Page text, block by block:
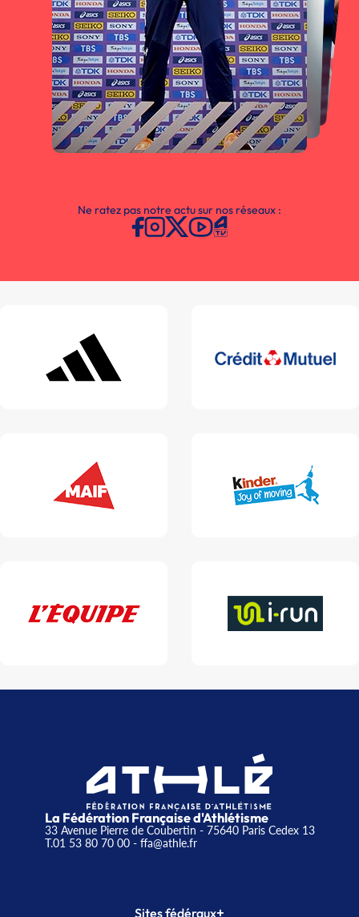
Ne ratez pas notre actu sur nos réseaux :
La Fédération Française d'Athlétisme
33 Avenue Pierre de Coubertin - 75640 Paris Cedex 13
T.01 53 80 70 00- ffa@athle.fr
Sites fédéraux+